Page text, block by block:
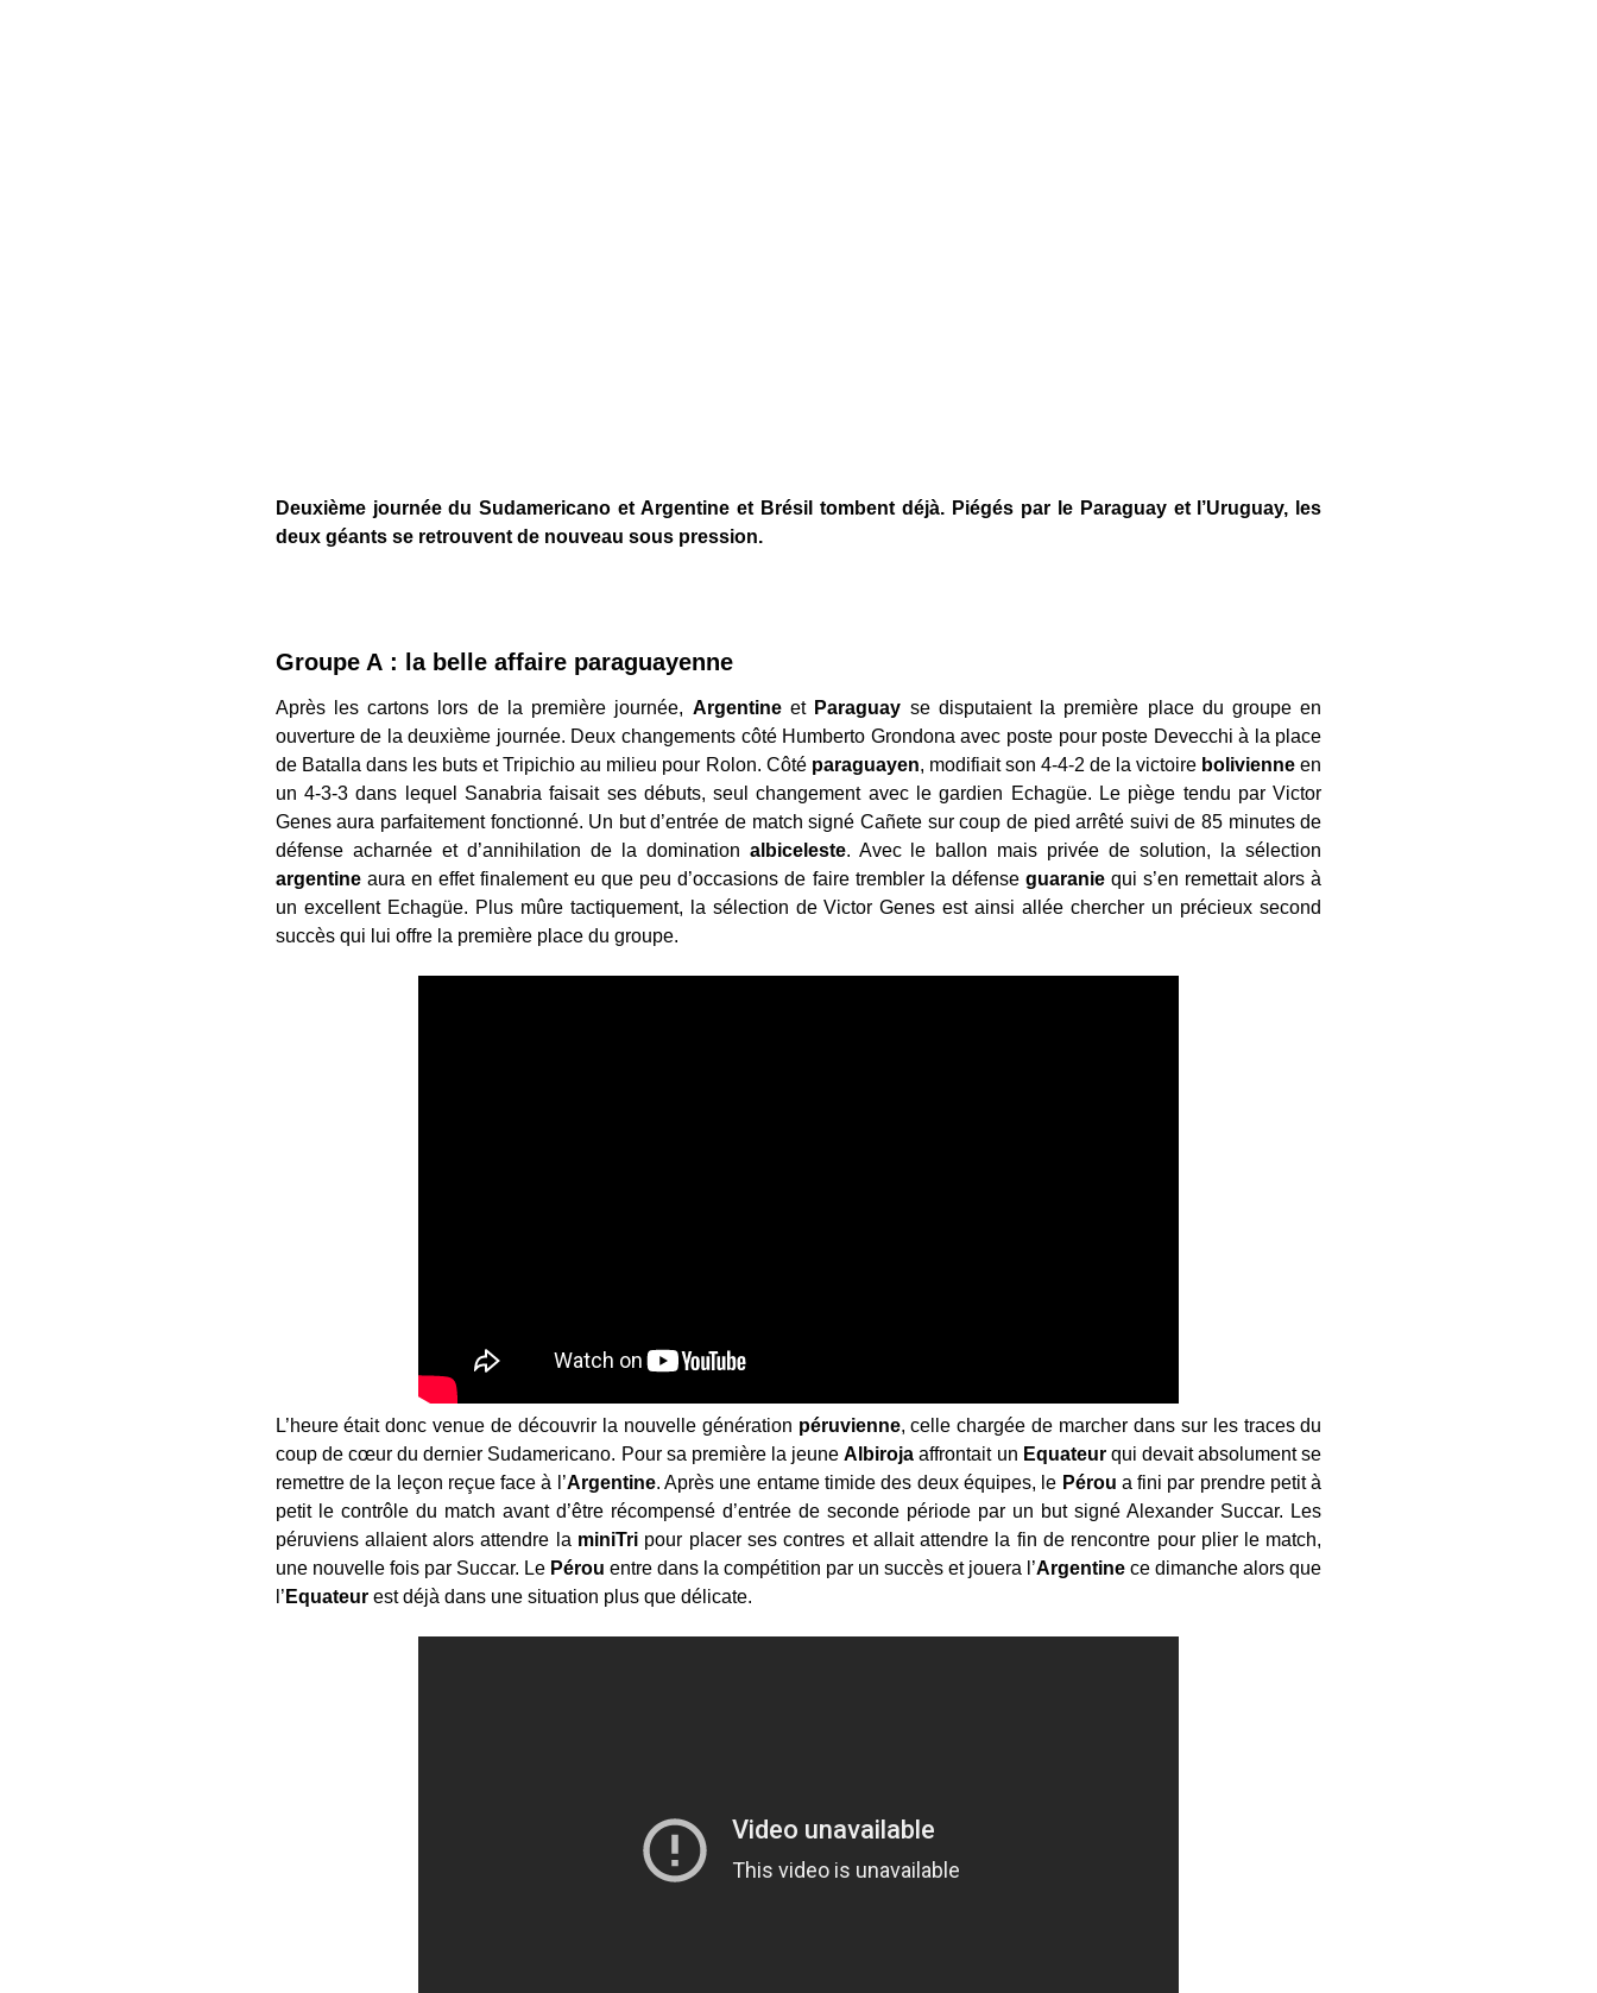
Deuxième journée du Sudamericano et Argentine et Brésil tombent déjà. Piégés par le Paraguay et l’Uruguay, les
deux géants se retrouvent de nouveau sous pression.
Groupe A : la belle affaire paraguayenne
Après les cartons lors de la première journée, Argentineet Paraguay se disputaient la première place du groupe en
ouverture de la deuxième journée. Deux changements côté Humberto Grondona avec poste pour poste Devecchi à la place
de Batalla dans les buts et Tripichio au milieu pour Rolon. Côté paraguayen, modifiait son 4-4-2 de la victoire bolivienne en
un 4-3-3 dans lequel Sanabria faisait ses débuts, seul changement avec le gardien Echagüe. Le piège tendu par Victor
Genes aura parfaitement fonctionné. Un but d’entrée de match signé Cañete sur coup de pied arrêté suivi de 85 minutes de
défense acharnée et d’annihilation de la domination albiceleste. Avec le ballon mais privée de solution, la sélection
argentineaura en effet finalement eu que peu d’occasions de faire trembler la défense guaraniequi s’en remettait alors à
un excellent Echagüe. Plus mûre tactiquement, la sélection de Victor Genes est ainsi allée chercher un précieux second
succès qui lui offre la première place du groupe.
L’heure était donc venue de découvrir la nouvelle génération péruvienne, celle chargée de marcher dans sur les traces du
coup de cœur du dernier Sudamericano. Pour sa première la jeuneAlbiroja affrontait un Equateurqui devait absolument se
remettre de la leçon reçue face à l’Argentine. Après une entame timide des deux équipes, le Pérou a fini par prendre petit à
petit le contrôle du match avant d’être récompensé d’entrée de seconde période par un but signé Alexander Succar. Les
péruviens allaient alors attendre la miniTri pour placer ses contres et allait attendre la fin de rencontre pour plier le match,
une nouvelle fois par Succar. Le Pérou entre dans la compétition par un succès et jouera l’Argentine ce dimanche alors que
l’ Equateurest déjà dans une situation plus que délicate.